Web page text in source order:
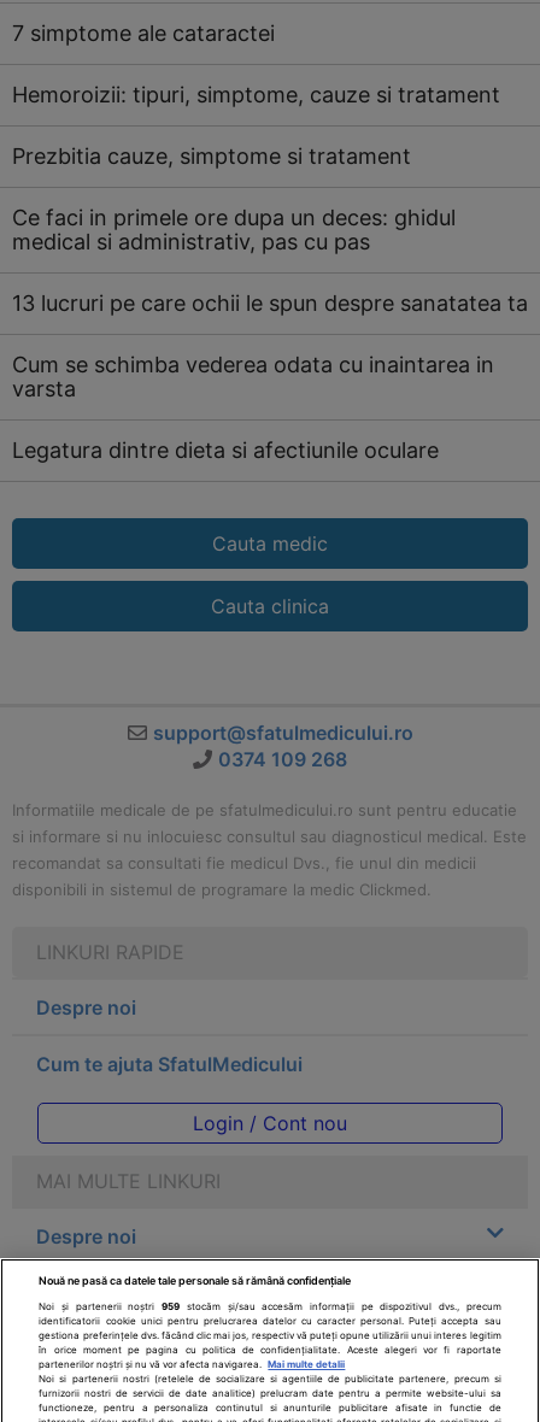
7 simptome ale cataractei
Hemoroizii: tipuri, simptome, cauze si tratament
Prezbitia cauze, simptome si tratament
Ce faci in primele ore dupa un deces: ghidul
medical si administrativ, pas cu pas
13 lucruri pe care ochii le spun despre sanatatea ta
Cum se schimba vederea odata cu inaintarea in
varsta
Legatura dintre dieta si afectiunile oculare
Cauta medic
Cauta clinica
support@sfatulmedicului.ro
0374 109 268
Informatiile medicale de pe sfatulmedicului.ro sunt pentru educatie
si informare si nu inlocuiesc consultul sau diagnosticul medical. Este
recomandat sa consultati fie medicul Dvs., fie unul din medicii
disponibili in sistemul de programare la medic Clickmed.
LINKURI RAPIDE
Despre noi
Cum te ajuta SfatulMedicului
Login / Cont nou
MAI MULTE LINKURI
Despre noi
Legal
Drepturile consumatorului
Parteneri
Nouă ne pasă ca datele tale personale să rămână confidențiale
Noi și partenerii noștri959 stocăm și/sau accesăm informații pe dispozitivul dvs., precum
identificatorii cookie unici pentru prelucrarea datelor cu caracter personal. Puteți accepta sau
gestiona preferințele dvs. făcând clic mai jos, respectiv vă puteți opune utilizării unui interes legitim
în orice moment pe pagina cu politica de confidențialitate. Aceste alegeri vor fi raportate
partenerilor noștri și nu vă vor afecta navigarea.
Mai multe detalii
Noi si partenerii nostri (retelele de socializare si agentiile de publicitate partenere, precum si
furnizorii nostri de servicii de date analitice) prelucram date pentru a permite website-ului sa
functioneze, pentru a personaliza continutul si anunturile publicitare afisate in functie de